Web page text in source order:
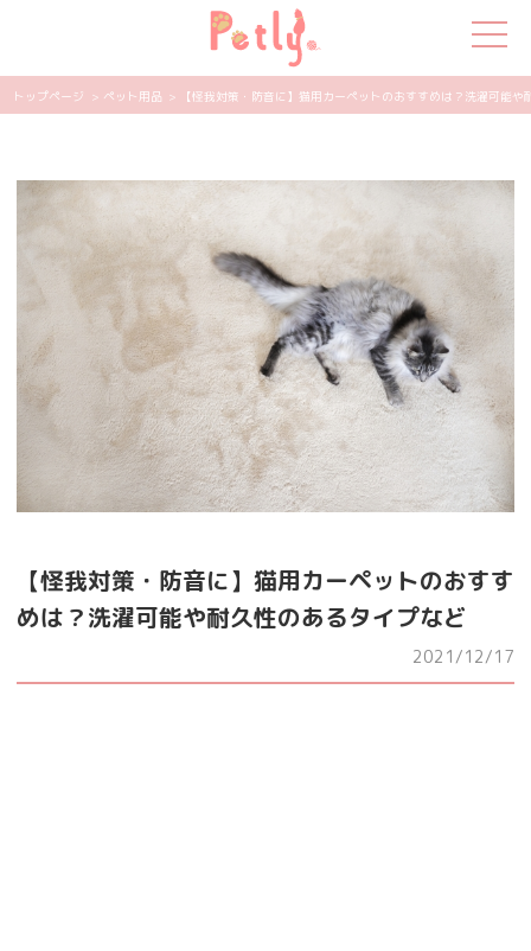
ペット用品
飼い主さんの悩み
ペットの気持ち
知って得する
エンタメ
トップページ > ペット用品 > 【怪我対策・防音に】猫用カーペットのおすすめは？洗濯可能や
【怪我対策・防音に】猫用カーペットのおすす
めは？洗濯可能や耐久性のあるタイプなど
2021/12/17